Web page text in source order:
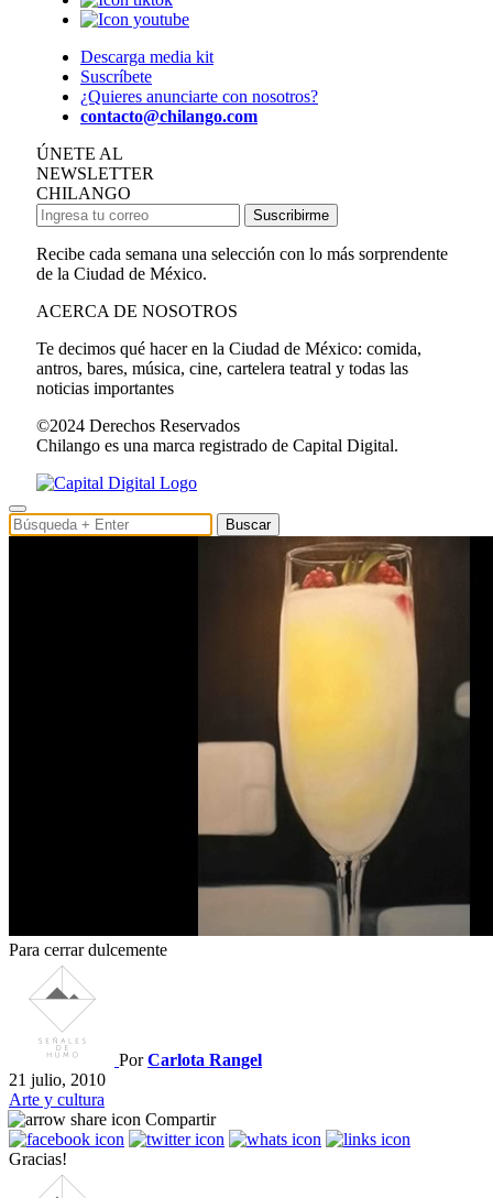
Descarga media kit
Suscríbete
¿Quieres anunciarte con nosotros?
contacto@chilango.com
ÚNETE AL
NEWSLETTER
CHILANGO
Suscribirme
Recibe cada semana una selección con lo más sorprendente
de la Ciudad de México.
ACERCA DE NOSOTROS
Te decimos qué hacer en la Ciudad de México: comida,
antros, bares, música, cine, cartelera teatral y todas las
noticias importantes
©2024 Derechos Reservados
Chilango es una marca registrado de Capital Digital.
Buscar
Para cerrar dulcemente
PorCarlota Rangel
21 julio, 2010
Arte y cultura
Compartir
Gracias!